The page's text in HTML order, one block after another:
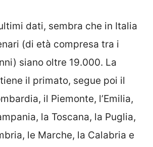
dati, sembra che in Italia
(di età compresa tra i
siano oltre 19.000. La
il primato, segue poi il
il Piemonte, l’Emilia,
la Toscana, la Puglia,
le Marche, la Calabria e